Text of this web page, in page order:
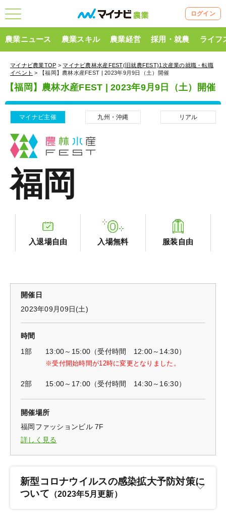
ログイン
農業ニュース 農業スキル 農業経営 採用・就農 ライフ
マイナビ農業TOP >マイナビ農林水産FEST(旧就農FEST)1次産業の就職・転職
イベント > 【福岡】農林水産FEST | 2023年9月9日（土）開催
【福岡】農林水産FEST | 2023年9月9日（土）開催
マイナビ主催 九州・沖縄 リアル
福岡
入退場自由 入場無料 服装自由
開催日
2023年09月09日(土)
時間
1部
13:00～15:00（受付時間 12:00～14:30）
※受付開始時間が12時に変更となりました。
2部 15:00～17:00（受付時間 14:30～16:30）
開催場所
福岡ファッションビル 7F
詳しく見る
新型コロナウイルスの感染拡大予防対策に
ついて （2023年5月更新）